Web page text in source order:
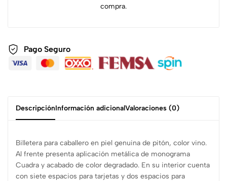
compra.
Pago Seguro
DescripciónInformación adicionalValoraciones (0)
Billetera para caballero en piel genuina de pitón, color vino.
Al frente presenta aplicación metálica de monograma
Cuadra y acabado de color degradado. En su interior cuenta
con siete espacios para tarjetas y dos espacios para